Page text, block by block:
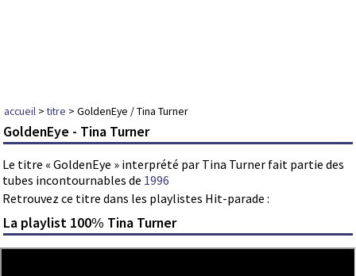
accueil >titre > GoldenEye / Tina Turner
GoldenEye - Tina Turner
Le titre « GoldenEye » interprété par Tina Turner fait partie des
tubes incontournables de 1996
Retrouvez ce titre dans les playlistes Hit-parade :
La playlist 100% Tina Turner